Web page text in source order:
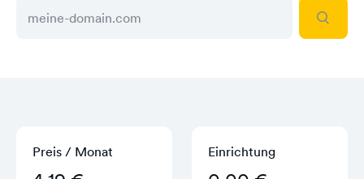
Preis / Monat Einrichtung